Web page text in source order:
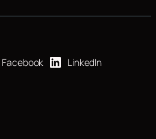
Facebook LinkedIn